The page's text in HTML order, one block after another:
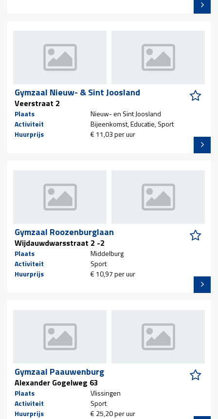
Gymzaal Nieuw- & Sint Joosland
Veerstraat 2
Plaats
Nieuw- en Sint Joosland
Activiteit
Bijeenkomst, Educatie, Sport
Huurprijs
€ 11,03 per uur
Gymzaal Roozenburglaan
Wijdauwdwarsstraat 2 -2
Plaats
Middelburg
Activiteit
Sport
Huurprijs
€ 10,97 per uur
Gymzaal Paauwenburg
Alexander Gogelweg 63
Plaats
Vlissingen
Activiteit
Sport
Huurprijs
€ 25,20 per uur